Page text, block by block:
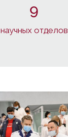
9
научных отделов